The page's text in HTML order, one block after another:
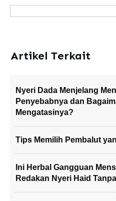
Artikel Terkait
Nyeri Dada Menjelang
Penyebabnya dan
Mengatasinya?
Tips Memilih Pembalut
Ini Herbal Gangguan
Redakan Nyeri Haid